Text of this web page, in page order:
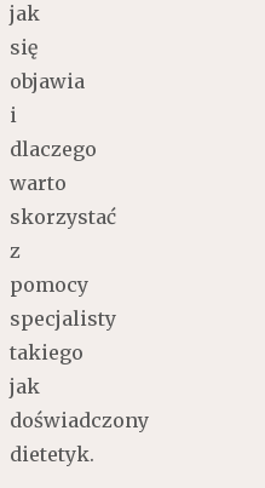
jak
się
objawia
i
dlaczego
warto
skorzystać
z
pomocy
specjalisty
takiego
jak
doświadczony
dietetyk.